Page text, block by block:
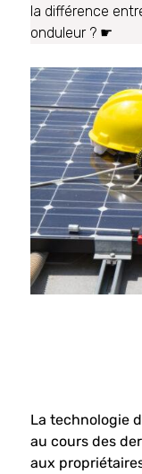
la différence
onduleur ? ☛
La technologie
au cours des
aux